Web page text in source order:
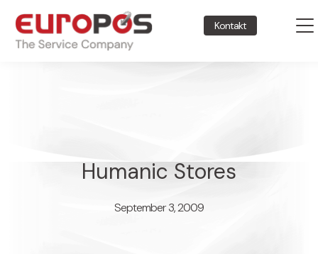
Kontakt
Humanic Stores
September 3, 2009